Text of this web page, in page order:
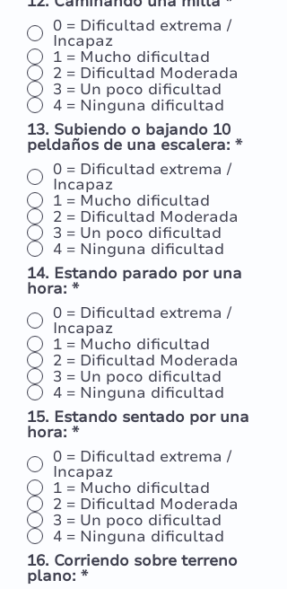
0 = Dificultad extrema /
Incapaz
1 = Mucho dificultad
2 = Dificultad Moderada
3 = Un poco dificultad
4 = Ninguna dificultad
13. Subiendo o bajando 10
peldaños de una escalera: *
0 = Dificultad extrema /
Incapaz
1 = Mucho dificultad
2 = Dificultad Moderada
3 = Un poco dificultad
4 = Ninguna dificultad
14. Estando parado por una
hora: *
0 = Dificultad extrema /
Incapaz
1 = Mucho dificultad
2 = Dificultad Moderada
3 = Un poco dificultad
4 = Ninguna dificultad
15. Estando sentado por una
hora: *
0 = Dificultad extrema /
Incapaz
1 = Mucho dificultad
2 = Dificultad Moderada
3 = Un poco dificultad
4 = Ninguna dificultad
16. Corriendo sobre terreno
plano: *